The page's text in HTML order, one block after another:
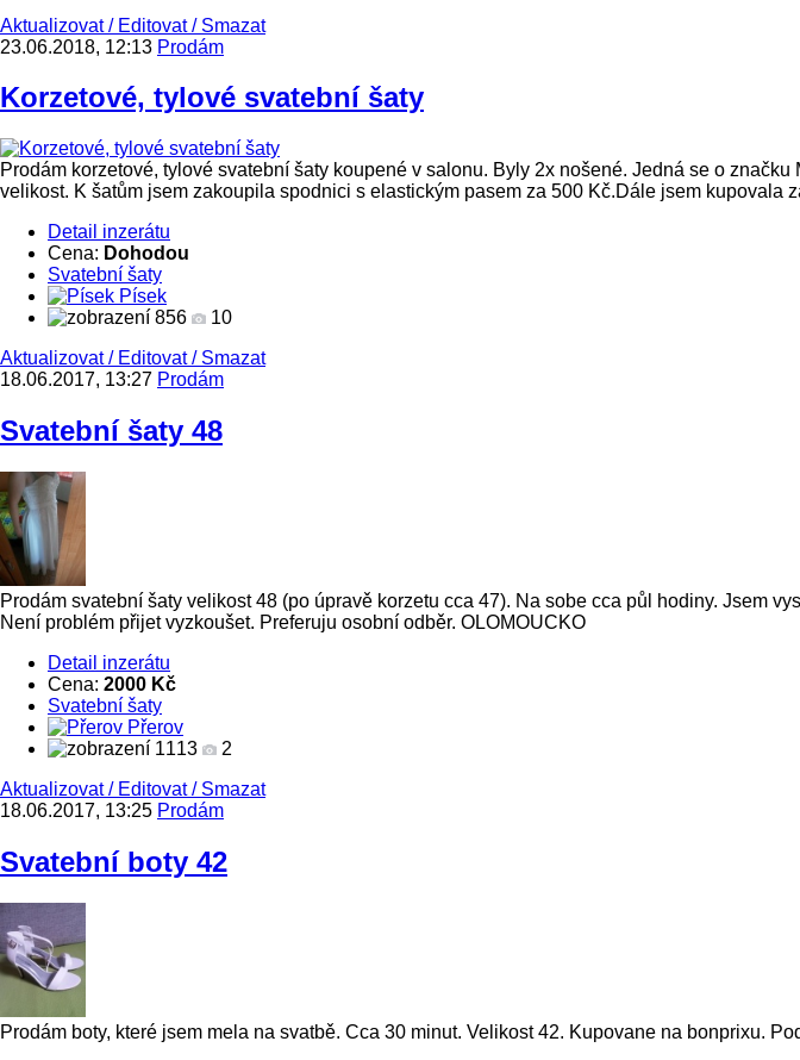
Aktualizovat/ Editovat/ Smazat
23.06.2018, 12:13 Prodám
Korzetové, tylové svatební šaty
Prodám korzetové, tylové svatební šaty koupené v salonu. Byly 2x nošené. Jedná se o
velikost. K šatům jsem zakoupila spodnici s elastickým pasem za 500 Kč.Dále jsem kupovala
Detail inzerátu
Cena: Dohodou
Svatební šaty
Písek
856
10
Aktualizovat/ Editovat/ Smazat
18.06.2017, 13:27 Prodám
Svatební šaty 48
Prodám svatební šaty velikost 48 (po úpravě korzetu cca 47). Na sobe cca půl hodiny. Jsem
Není problém přijet vyzkoušet. Preferuju osobní odběr. OLOMOUCKO
Detail inzerátu
Cena: 2000 Kč
Svatební šaty
Přerov
1113
2
Aktualizovat/ Editovat/ Smazat
18.06.2017, 13:25 Prodám
Svatební boty 42
Prodám boty, které jsem mela na svatbě. Cca 30 minut. Velikost 42. Kupovane na bonprixu.